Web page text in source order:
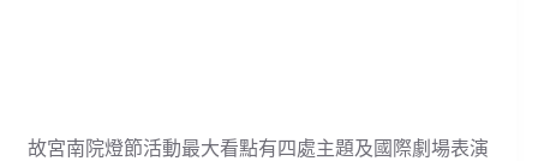
故宮南院燈節活動最大看點有四處主題及國際劇場表演